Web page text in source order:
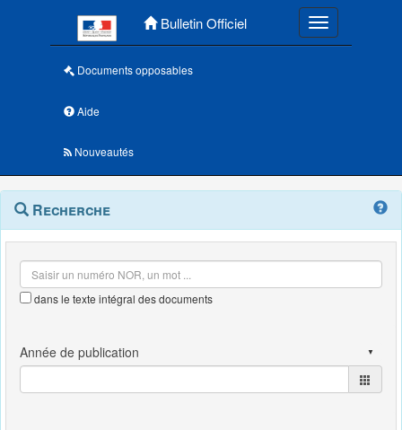
Bulletin Officiel Toggle
Documents opposables
Aide
Nouveautés
Navigation
outils
Menu
contextuel
Recherche
dans le texte intégral des documents